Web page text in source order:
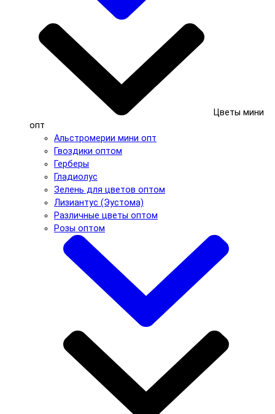
Цветы мини
опт
Альстромерии мини опт
Гвоздики оптом
Герберы
Гладиолус
Зелень для цветов оптом
Лизиантус (Эустома)
Различные цветы оптом
Розы оптом